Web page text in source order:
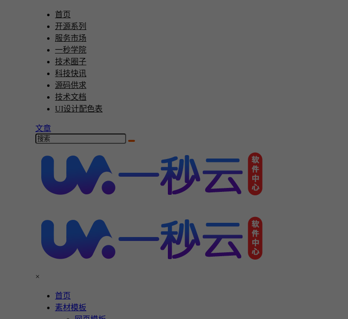
首页
开源系列
服务市场
一秒学院
技术圈子
科技快讯
源码供求
技术文档
UI设计配色表
文章
×
首页
素材模板